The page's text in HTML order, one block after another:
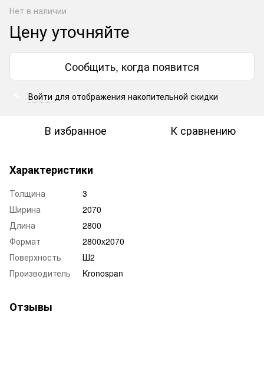
Нет в наличии
Цену уточняйте
Сообщить, когда появится
Войти для отображения накопительной скидки
В избранное К сравнению
Характеристики
Толщина
3
Ширина
2070
Длина
2800
Формат
2800x2070
Поверхность
Ш2
Производитель
Kronospan
Отзывы